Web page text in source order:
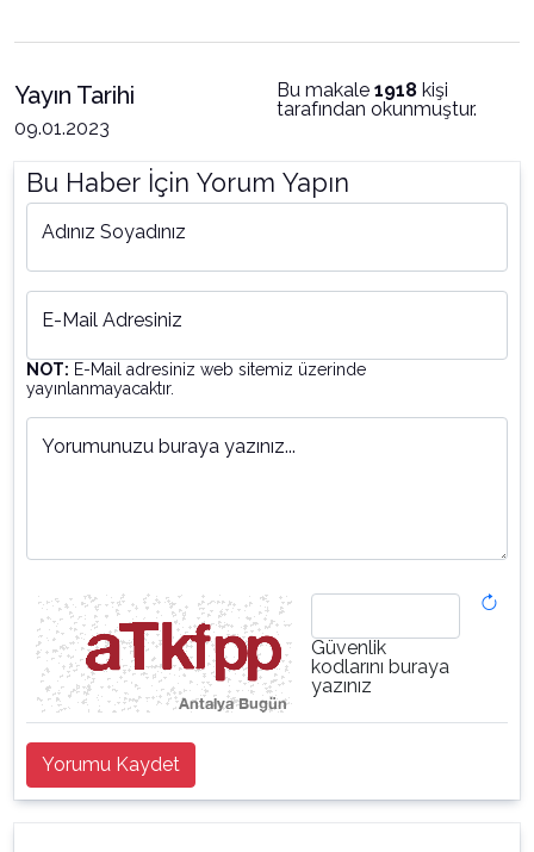
Yayın Tarihi
09.01.2023
Bu makale 1918 kişi
tarafından okunmuştur.
Bu Haber İçin Yorum Yapın
Adınız Soyadınız
E-Mail Adresiniz
NOT: E-Mail adresiniz web sitemiz üzerinde
yayınlanmayacaktır.
Yorumunuzu buraya yazınız...
Güvenlik
kodlarını buraya
yazınız
Yorumu Kaydet